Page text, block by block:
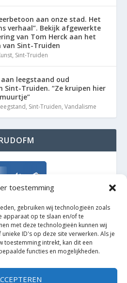
toestemming
gebruiken wij technologieën zoals
apparaat op te slaan en/of te
met deze technologieën kunnen wij
ID's op deze site verwerken. Als je
toestemming intrekt, kan dit een
functies en mogelijkheden.
aan onze stad. Het
verhaal”. Bekijk afgewerkte
van Tom Herck aan het
Sint-Truiden
, Sint-Truiden
leegstaand oud
Sint-Truiden. “Ze kruipen hier
, Sint-Truiden,Vandalisme
TrudoFM